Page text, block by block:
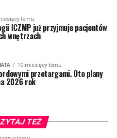
temu
ICZMP już przyjmuje pacjentów
wnętrzach
10 miesięcy temu
przetargami. Oto plany
2026 rok
TEŻ